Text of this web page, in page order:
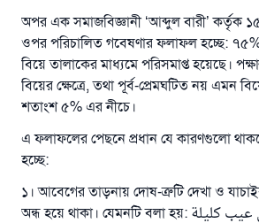
অপর এক সমাজবিজ্ঞানী ‘আব্দুল বারী’ কর্তৃক
ওপর পরিচালিত গবেষণার ফলাফল হচ্ছে:
বিয়ে তালাকের মাধ্যমে পরিসমাপ্ত হয়েছে।
বিয়ের ক্ষেত্রে, তথা পূর্ব-প্রেমঘটিত নয় এমন
শতাংশ ৫% এর নীচে।
এ ফলাফলের পেছনে প্রধান যে কারণগুলো
হচ্ছে:
১। আবেগের তাড়নায় দোষ-ত্রুটি দেখা ও
অন্ধ হয়ে থাকা। যেমনটি বলা হয়: وعين الرضا عن كل عيب كليلة